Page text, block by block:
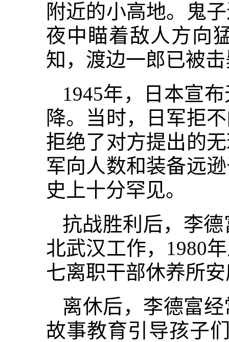
附近的小高地。鬼
夜中瞄着敌人方向
知，渡边一郎已被
1945年，日本宣
降。当时，日军拒
拒绝了对方提出的
军向人数和装备远
史上十分罕见。
抗战胜利后，李
北武汉工作，1980
七离职干部休养所
离休后，李德富
故事教育引导孩子